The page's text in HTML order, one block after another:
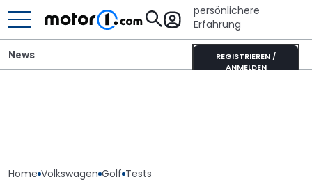
persönlichere
Erfahrung
REGISTRIEREN /
ANMELDEN
News
Home Volkswagen Golf Tests